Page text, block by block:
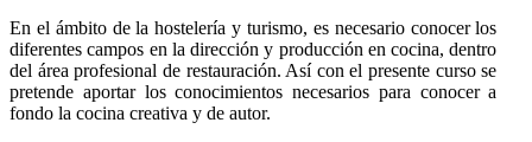
En el ámbito de la hostelería y turismo, es necesario conocer los
diferentes campos en la dirección y producción en cocina, dentro
del área profesional de restauración. Así con el presente curso se
pretende aportar los conocimientos necesarios para conocer a
fondo la cocina creativa y de autor.